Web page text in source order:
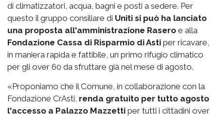
di climatizzatori, acqua, bagni e posti a sedere. Per
questo il gruppo consiliare di Uniti si può ha lanciato
una proposta all'amministrazione Rasero e alla
Fondazione Cassa di Risparmio di Asti per ricavare,
in maniera rapida e fattibile, un primo rifugio climatico
per gli over 60 da sfruttare già nel mese di agosto.
«Proponiamo che il Comune, in collaborazione con la
Fondazione CrAsti, renda gratuito per tutto agosto
l'accesso a Palazzo Mazzetti per tutti i cittadini over